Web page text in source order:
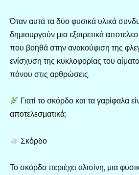
Όταν αυτά τα δύο φυσικά υλικά
δημιουργούν μια εξαιρετικά
που βοηθά στην ανακούφιση της
ενίσχυση της κυκλοφορίας του
πόνου στις αρθρώσεις.
Γιατί το σκόρδο και τα γαρίφαλα
αποτελεσματικά;
Σκόρδο
Το σκόρδο περιέχει αλισίνη, μια